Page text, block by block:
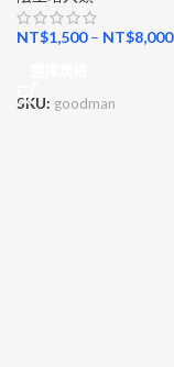
NT$1,500– NT$8,000
SKU: goodman